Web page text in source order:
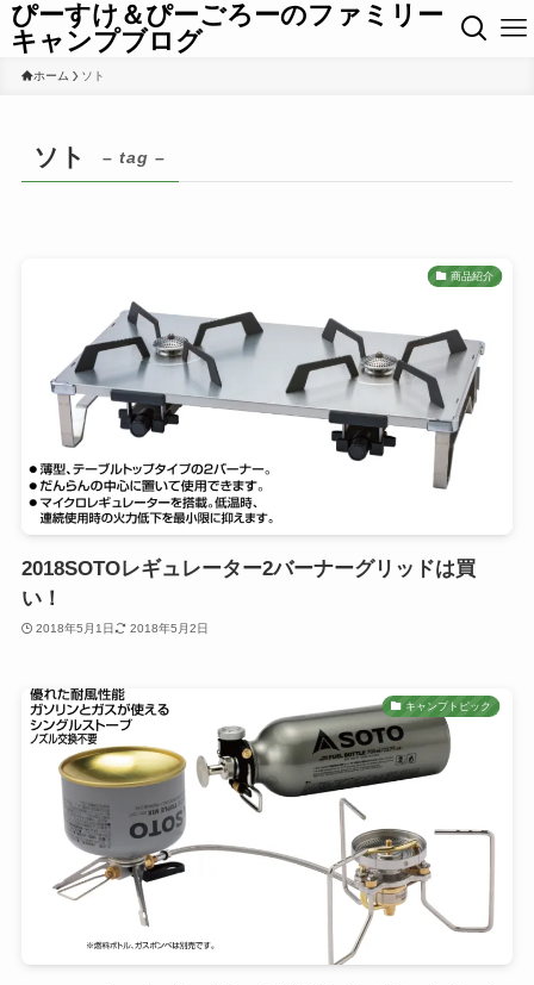
ぴーすけ＆ぴーごろーのファミリー
キャンプブログ
ホーム ソト
ソト – tag –
商品紹介
2018SOTOレギュレーター2バーナーグリッドは買
い！
2018年5月1日 2018年5月2日
キャンプトピック